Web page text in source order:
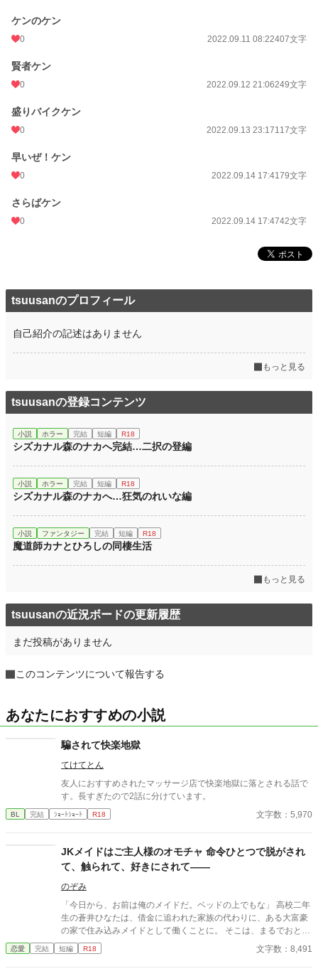
年間ポイント
累計ポイント
ケンのケン
0 2022.09.11 08:22407文字
賢者ケン
0 2022.09.12 21:06249文字
盛りバイクケン
0 2022.09.13 23:17117文字
早いぜ！ケン
0 2022.09.14 17:4179文字
さらばケン
0 2022.09.14 17:4742文字
tsuusanのプロフィール
自己紹介の記述はありません
もっと見る
tsuusanの登録コンテンツ
小説 ホラー 完結 短編 R18
シズカナル森のナカへ完結…二択の登編
小説 ホラー 完結 短編 R18
シズカナル森のナカへ…狂気のれいな編
小説 ファンタジー 完結 短編 R18
魔道師カナとひろしの同棲生活
もっと見る
tsuusanの近況ボードの更新履歴
まだ投稿がありません
このコンテンツについて報告する
あなたにおすすめの小説
騙されて快楽地獄
てけてとん
友人におすすめされたマッサージ店で快楽地獄に落とされる話で
す。長すぎたので2話に分けています。
BL 完結 ｼｮｰﾄｼｮｰﾄ R18 文字数：5,970
JKメイドはご主人様のオモチャ 命令ひとつで脱がされ
て、触られて、好きにされて――
のぞみ
「今日から、お前は俺のメイドだ。ベッドの上でもな」 高校二年
生の蒼井ひなたは、借金に追われた家族の代わりに、ある大富豪
の家で住み込みメイドとして働くことに。 そこは、まるでおとぎ
話に出てきそうな大きな洋館。 でも、そこで待っていたのは、同
じ高校に通うちょっと有名な男の子――完璧だけど性格が超ドS
恋愛 完結 短編 R18 文字数：8,491